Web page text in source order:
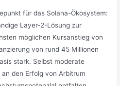
für das Solana-Ökosystem:
Layer-2-Lösung zur
möglichen Kursanstieg von
von rund 45 Millionen
stark. Selbst moderate
den Erfolg von Arbitrum